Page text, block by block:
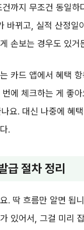
까지 무조건 동일하
바뀌고, 실적 산정일
손보는 경우도 있거
카드 앱에서 혜택 항
에 체크하는 게 좋
요. 대신 나중에 혜
.
급 절차 정리
. 딱 흐름만 알면 됩
있어서, 그걸 미리